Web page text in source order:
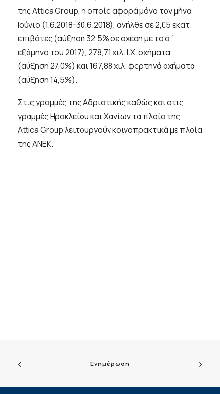
της Attica Group, η οποία αφορά μόνο τον μήνα
Ιούνιο (1.6.2018-30.6.2018), ανήλθε σε 2,05 εκατ.
επιβάτες (αύξηση 32,5% σε σχέση με το α΄
εξάμηνο του 2017), 278,71 χιλ. Ι.Χ. οχήματα
(αύξηση 27,0%) και 167,88 χιλ. φορτηγά οχήματα
(αύξηση 14,5%).
Στις γραμμές της Αδριατικής καθώς και στις
γραμμές Ηρακλείου και Χανίων τα πλοία της
Attica Group λειτουργούν κοινοπρακτικά με πλοία
της ΑΝΕΚ.
Ενημέρωση